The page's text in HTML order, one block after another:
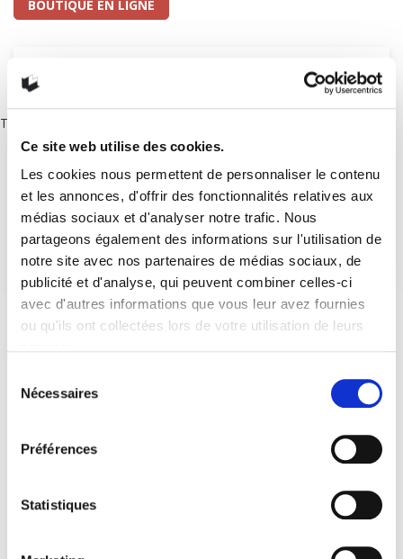
Ce site web utilise des cookies.
Les cookies nous permettent de personnaliser le contenu
et les annonces, d'offrir des fonctionnalités relatives aux
médias sociaux et d'analyser notre trafic. Nous
partageons également des informations sur l'utilisation de
notre site avec nos partenaires de médias sociaux, de
publicité et d'analyse, qui peuvent combiner celles-ci
avec d'autres informations que vous leur avez fournies
ou qu'ils ont collectées lors de votre utilisation de leurs
Nécessaires
Préférences
Statistiques
BOUTIQUE EN LIGNE
There are no posts.